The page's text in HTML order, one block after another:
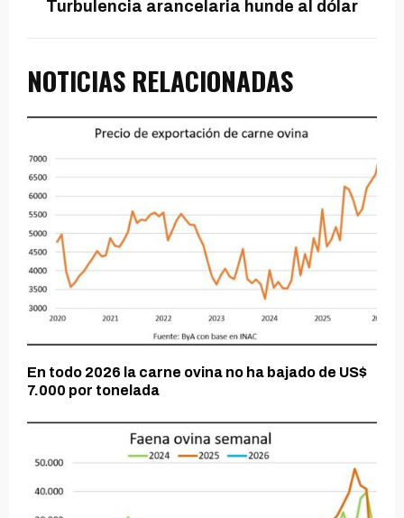
Turbulencia arancelaria hunde al dólar
NOTICIAS RELACIONADAS
En todo 2026 la carne ovina no ha bajado de US$
7.000 por tonelada